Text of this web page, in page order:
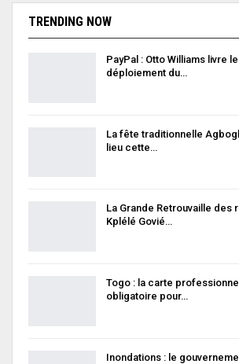
TRENDING NOW
PayPal : Otto Williams livre
déploiement du…
La fête traditionnelle
lieu cette…
La Grande Retrouvaille des
Kplélé Govié…
Togo : la carte
obligatoire pour…
Inondations : le